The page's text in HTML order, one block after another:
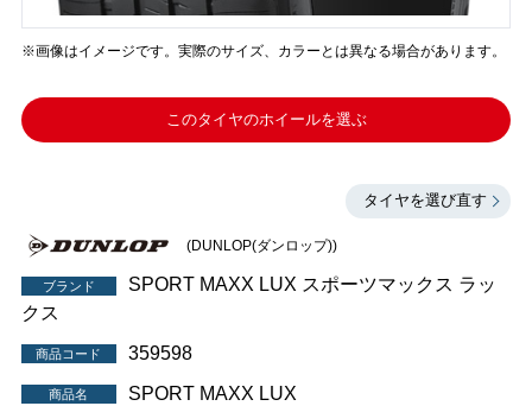
※画像はイメージです。実際のサイズ、カラーとは異なる場合があります。
このタイヤのホイールを選ぶ
タイヤを選び直す
(DUNLOP(ダンロップ))
ブランド
SPORT MAXX LUX スポーツマックス ラッ
クス
商品コード 359598
商品名 SPORT MAXX LUX